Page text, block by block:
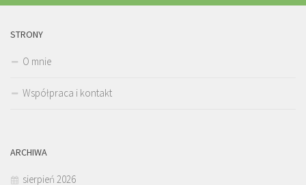
STRONY
O mnie
Współpraca i kontakt
ARCHIWA
sierpień 2026